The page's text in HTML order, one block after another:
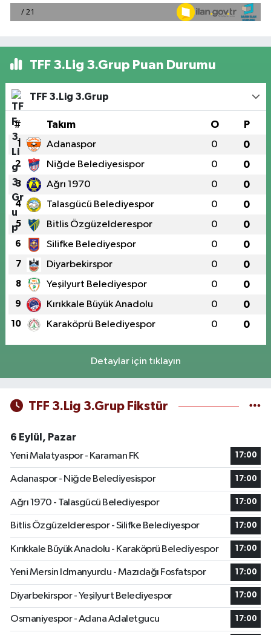
TFF 3.Lig 3.Grup Puan Durumu
TFF 3.Lig 3.Grup
# Takım O P
1 Adanaspor 0 0
2 Niğde Belediyesispor 0 0
3 Ağrı 1970 0 0
4 Talasgücü Belediyespor 0 0
5 Bitlis Özgüzelderespor 0 0
6 Silifke Belediyespor 0 0
7 Diyarbekirspor 0 0
8 Yeşilyurt Belediyespor 0 0
9 Kırıkkale Büyük Anadolu 0 0
10 Karaköprü Belediyespor 0 0
Detaylar için tıklayın
TFF 3.Lig 3.Grup Fikstür
6 Eylül, Pazar
Yeni Malatyaspor - Karaman FK
17:00
Adanaspor - Niğde Belediyesispor 17:00
Ağrı 1970 - Talasgücü Belediyespor 17:00
Bitlis Özgüzelderespor - Silifke Belediyespor 17:00
Kırıkkale Büyük Anadolu - Karaköprü Belediyespor 17:00
Yeni Mersin Idmanyurdu - Mazıdağı Fosfatspor 17:00
Diyarbekirspor - Yeşilyurt Belediyespor 17:00
Osmaniyespor - Adana Adaletgucu 17:00